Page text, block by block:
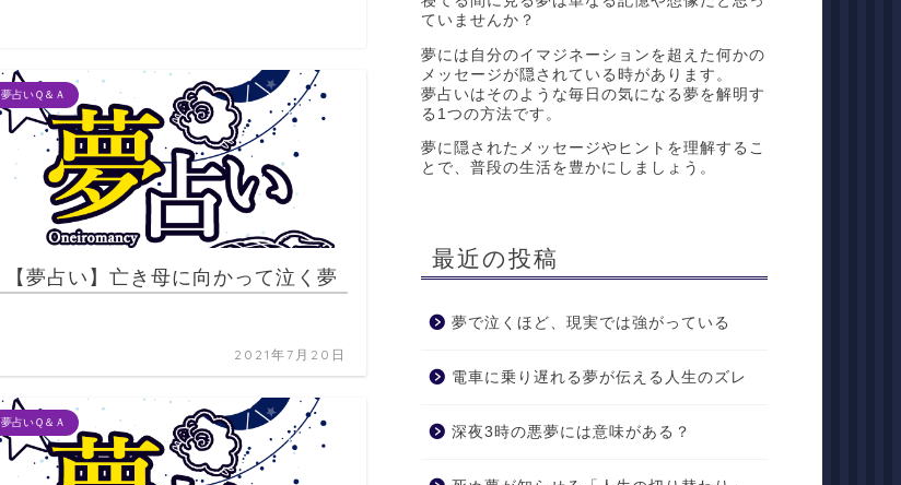
夢占いＱ＆Ａ
【夢占い】亡き母に向かって泣く夢
2021年7月20日
夢占いＱ＆Ａ
ていませんか？
夢には自分のイマジネーションを超えた何かの
メッセージが隠されている時があります。
夢占いはそのような毎日の気になる夢を解明す
る1つの方法です。
夢に隠されたメッセージやヒントを理解するこ
とで、普段の生活を豊かにしましょう。
最近の投稿
夢で泣くほど、現実では強がっている
電車に乗り遅れる夢が伝える人生のズレ
深夜3時の悪夢には意味がある？